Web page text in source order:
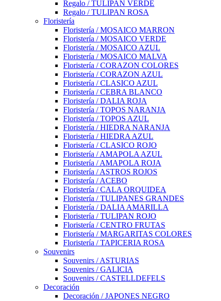
Regalo / TULIPAN VERDE
Regalo / TULIPAN ROSA
Floristería
Floristería / MOSAICO MARRON
Floristería / MOSAICO VERDE
Floristería / MOSAICO AZUL
Floristería / MOSAICO MALVA
Floristería / CORAZON COLORES
Floristería / CORAZON AZUL
Floristería / CLASICO AZUL
Floristería / CEBRA BLANCO
Floristería / DALIA ROJA
Floristería / TOPOS NARANJA
Floristería / TOPOS AZUL
Floristería / HIEDRA NARANJA
Floristería / HIEDRA AZUL
Floristería / CLASICO ROJO
Floristería / AMAPOLA AZUL
Floristería / AMAPOLA ROJA
Floristería / ASTROS ROJOS
Floristería / ACEBO
Floristería / CALA ORQUIDEA
Floristería / TULIPANES GRANDES
Floristería / DALIA AMARILLA
Floristería / TULIPAN ROJO
Floristería / CENTRO FRUTAS
Floristería / MARGARITAS COLORES
Floristería / TAPICERIA ROSA
Souvenirs
Souvenirs / ASTURIAS
Souvenirs / GALICIA
Souvenirs / CASTELLDEFELS
Decoración
Decoración / JAPONES NEGRO